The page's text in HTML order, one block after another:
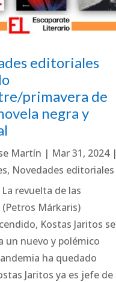
editoriales
primavera de
negra y
Martín | Mar 31, 2024|
, Novedades editoriales
revuelta de las
(Petros Márkaris)
Kostas Jaritos se
un nuevo y polémico
ha quedado
Jaritos ya es jefe de